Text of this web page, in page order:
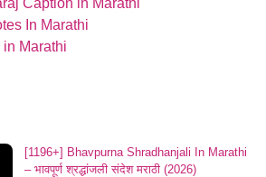
In Marathi
in Marathi
[1196+] Bhavpurna Shradhanjali In Marathi
– भावपूर्ण श्रद्धांजली संदेश मराठी (2026)